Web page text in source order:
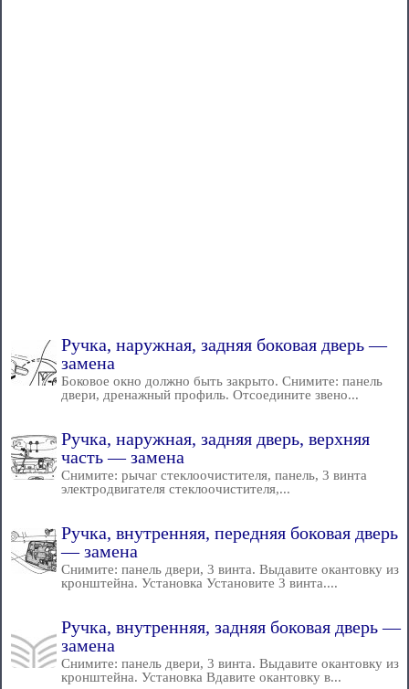
Ручка, наружная, задняя боковая дверь —
замена
Боковое окно должно быть закрыто. Снимите: панель
двери, дренажный профиль. Отсоедините звено...
Ручка, наружная, задняя дверь, верхняя
часть — замена
Снимите: рычаг стеклоочистителя, панель, 3 винта
электродвигателя стеклоочистителя,...
Ручка, внутренняя, передняя боковая дверь
— замена
Снимите: панель двери, 3 винта. Выдавите окантовку из
кронштейна. Установка Установите 3 винта....
Ручка, внутренняя, задняя боковая дверь —
замена
Снимите: панель двери, 3 винта. Выдавите окантовку из
кронштейна. Установка Вдавите окантовку в...